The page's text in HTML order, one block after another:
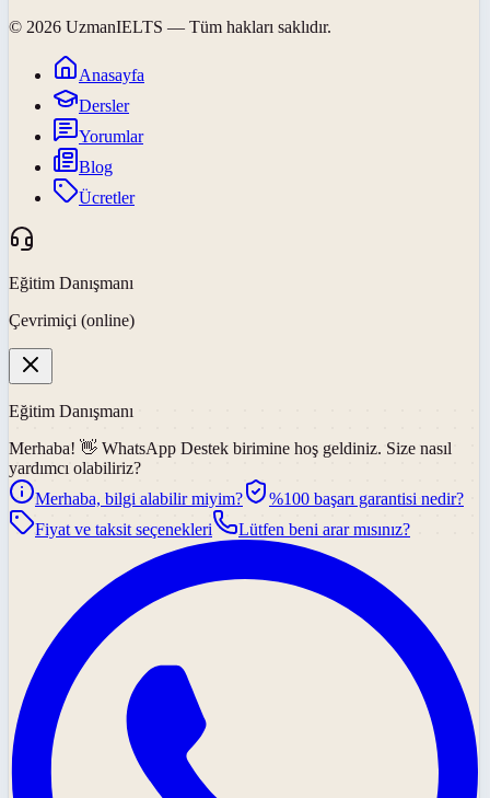
© 2026 UzmanIELTS — Tüm hakları saklıdır.
Anasayfa
Dersler
Yorumlar
Blog
Ücretler
Eğitim Danışmanı
Çevrimiçi (online)
Eğitim Danışmanı
Merhaba! 👋 WhatsApp Destek birimine hoş geldiniz. Size nasıl
yardımcı olabiliriz?
Merhaba, bilgi alabilir miyim?
%100 başarı garantisi nedir?
Fiyat ve taksit seçenekleri
Lütfen beni arar mısınız?